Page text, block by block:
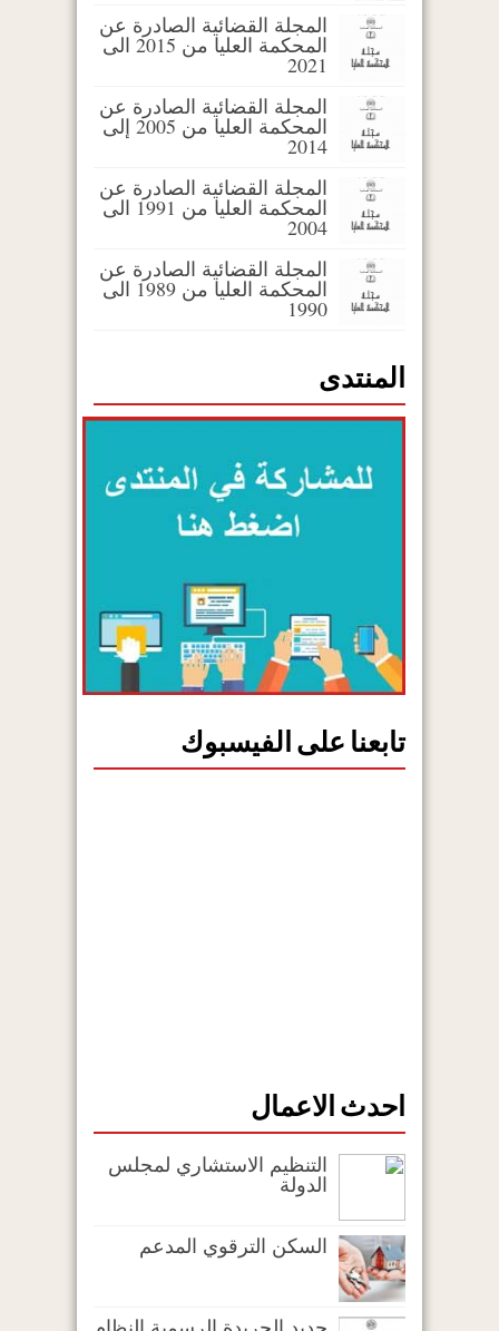
المجلة القضائية الصادرة عن
المحكمة العليا من 2015 الى
2021
المجلة القضائية الصادرة عن
المحكمة العليا من 2005 إلى
2014
المجلة القضائية الصادرة عن
المحكمة العليا من 1991 الى
2004
المجلة القضائية الصادرة عن
المحكمة العليا من 1989 الى
1990
المنتدى
تابعنا على الفيسبوك
احدث الاعمال
التنظيم الاستشاري لمجلس
الدولة
السكن الترقوي المدعم